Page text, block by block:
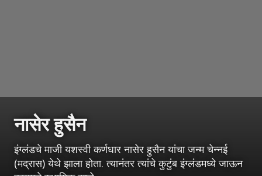
नासेर हुसैन
इंग्लंडचे माजी यशस्वी कर्णधार नासेर हुसैन यांचा जन्म चेन्नई
(मद्रास) येथे झाला होता. त्यानंतर त्यांचे कुटुंब इंग्लंडमध्ये जाऊन